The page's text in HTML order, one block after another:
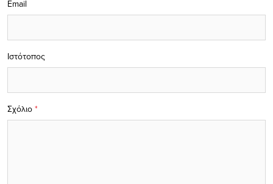
Σχόλιο *
Email
Ιστότοπος